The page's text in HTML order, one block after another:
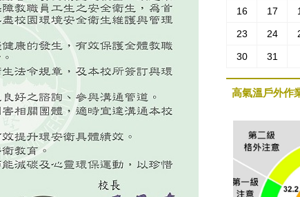
16 17
23 24
30 31
高氣溫戶外作